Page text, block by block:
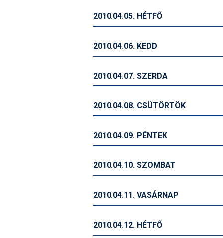
2010.04.05. HÉTFŐ
2010.04.06. KEDD
2010.04.07. SZERDA
2010.04.08. CSÜTÖRTÖK
2010.04.09. PÉNTEK
2010.04.10. SZOMBAT
2010.04.11. VASÁRNAP
2010.04.12. HÉTFŐ